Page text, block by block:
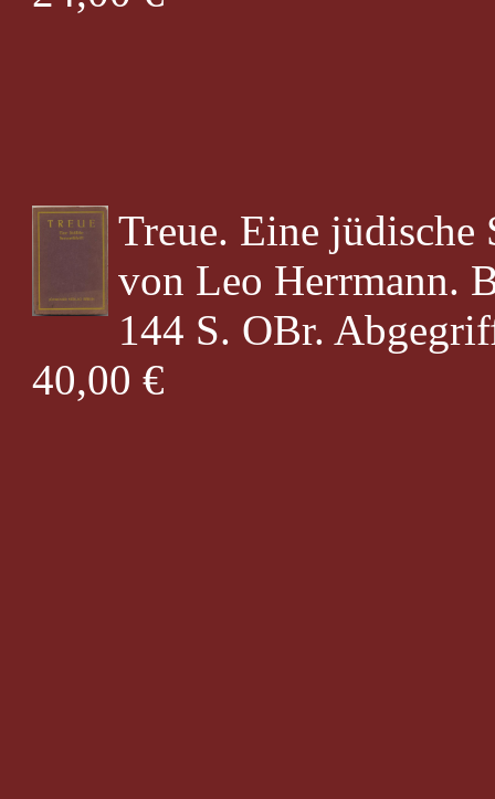
Treue. Eine jüdische
von Leo Herrmann.
144 S. OBr.
40,00 €